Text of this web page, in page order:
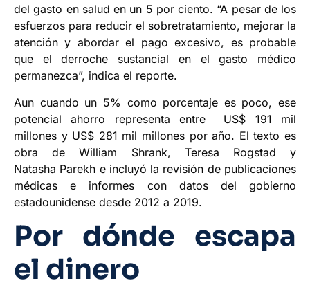
del gasto en salud en un 5 por ciento. “A pesar de los
esfuerzos para reducir el sobretratamiento, mejorar la
atención y abordar el pago excesivo, es probable
que el derroche sustancial en el gasto médico
permanezca”, indica el reporte.
Aun cuando un 5% como porcentaje es poco, ese
potencial ahorro representa entre US$ 191 mil
millones y US$ 281 mil millones por año. El texto es
obra de William Shrank, Teresa Rogstad y
Natasha Parekh e incluyó la revisión de publicaciones
médicas e informes con datos del gobierno
estadounidense desde 2012 a 2019.
Por dónde escapa
el dinero